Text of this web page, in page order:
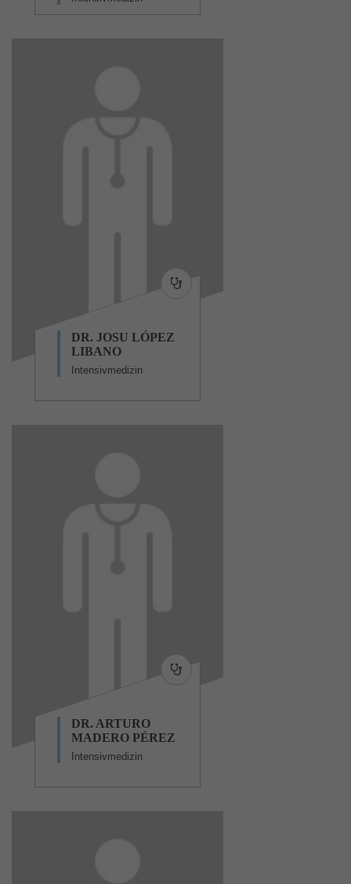
DR. JOSU LÓPEZ
LIBANO
Intensivmedizin
DR. ARTURO
MADERO PÉREZ
Intensivmedizin